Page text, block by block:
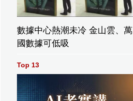
數據中心熱潮未冷 金山雲、萬
國數據可低吸
Top 13